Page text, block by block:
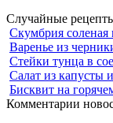
Случайные
Скумбрия
Варенье из
Стейки тунца в
Салат из капусты
Бисквит на
Комментарии